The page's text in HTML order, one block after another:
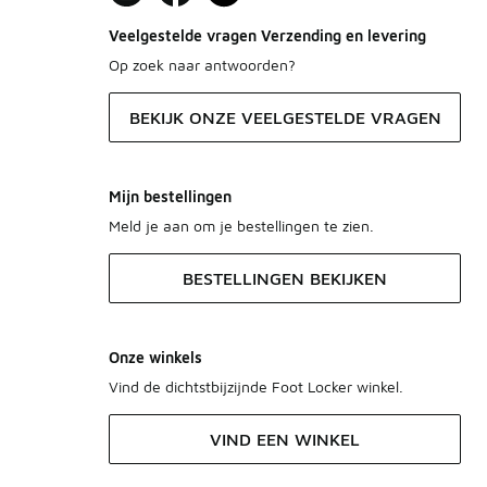
Veelgestelde vragen Verzending en levering
Op zoek naar antwoorden?
BEKIJK ONZE VEELGESTELDE VRAGEN
Mijn bestellingen
Meld je aan om je bestellingen te zien.
BESTELLINGEN BEKIJKEN
Onze winkels
Vind de dichtstbijzijnde Foot Locker winkel.
VIND EEN WINKEL